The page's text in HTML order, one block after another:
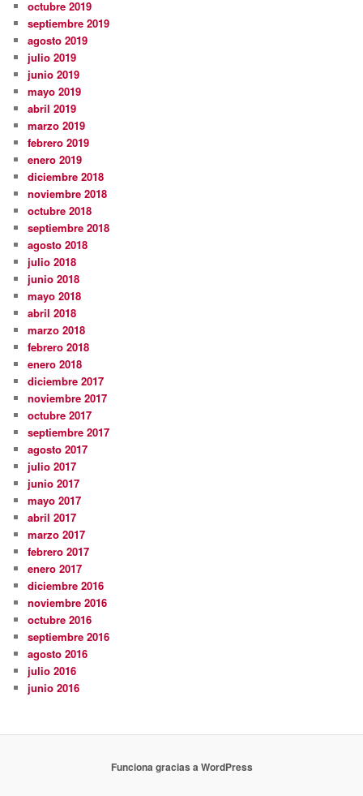
octubre 2019
septiembre 2019
agosto 2019
julio 2019
junio 2019
mayo 2019
abril 2019
marzo 2019
febrero 2019
enero 2019
diciembre 2018
noviembre 2018
octubre 2018
septiembre 2018
agosto 2018
julio 2018
junio 2018
mayo 2018
abril 2018
marzo 2018
febrero 2018
enero 2018
diciembre 2017
noviembre 2017
octubre 2017
septiembre 2017
agosto 2017
julio 2017
junio 2017
mayo 2017
abril 2017
marzo 2017
febrero 2017
enero 2017
diciembre 2016
noviembre 2016
octubre 2016
septiembre 2016
agosto 2016
julio 2016
junio 2016
Funciona gracias a WordPress